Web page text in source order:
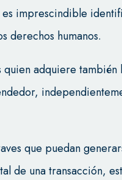
imprescindible
derechos humanos.
adquiere también
que puedan
de una transacción,